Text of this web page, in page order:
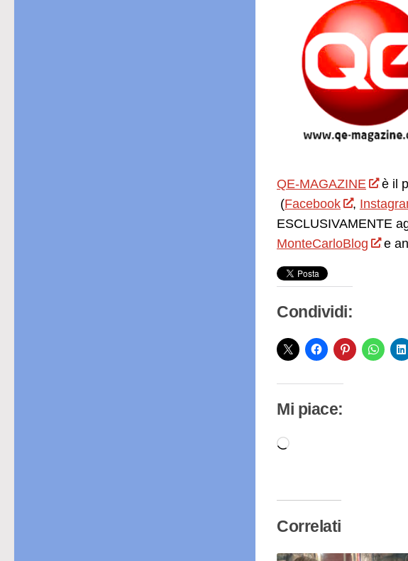
QE-MAGAZINE
è il
(Facebook ,
ESCLUSIVAMENTE
MonteCarloBlog
e
Condividi:
Mi piace:
Caricamento
Correlati